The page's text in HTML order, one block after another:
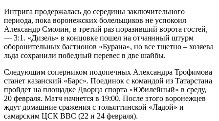
Интрига продержалась до середины заключительного
периода, пока воронежских болельщиков не успокоил
Александр Смолин, в третий раз поразивший ворота гостей,
— 3:1. «Дизель» в концовке пошел на отчаянный штурм
оборонительных бастионов «Бурана», но все тщетно – хозяева
льда сохранили победный перевес в две шайбы.
Следующим соперником подопечных Александра Трофимова
станет казанский «Барс». Поединок с командой из Татарстана
пройдет на площадке Дворца спорта «Юбилейный» в среду,
20 февраля. Матч начнется в 19:00. После этого воронежцев
ждут домашние сражения с тольяттинской «Ладой» и
самарским ЦСК ВВС (22 и 24 февраля).